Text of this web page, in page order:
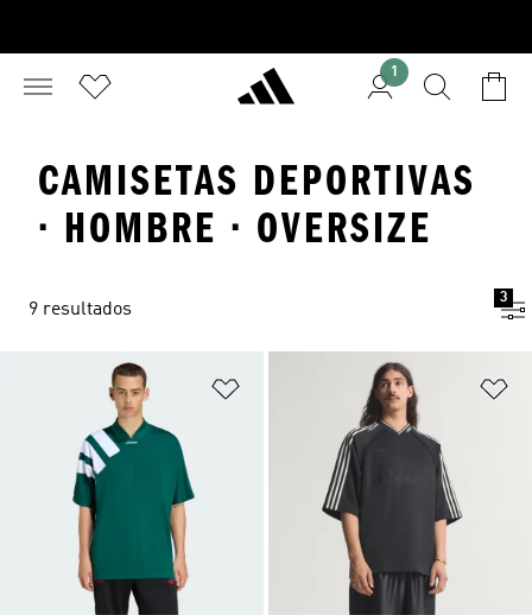
1
CAMISETAS DEPORTIVAS
· HOMBRE · OVERSIZE
9 resultados
3
Añadir a la lista de deseos